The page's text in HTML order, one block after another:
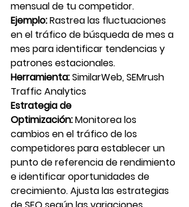
mensual de tu competidor.
Ejemplo: Rastrea las fluctuaciones
en el tráfico de búsqueda de mes a
mes para identificar tendencias y
patrones estacionales.
Herramienta: SimilarWeb, SEMrush
Traffic Analytics
Estrategia de
Optimización: Monitorea los
cambios en el tráfico de los
competidores para establecer un
punto de referencia de rendimiento
e identificar oportunidades de
crecimiento. Ajusta las estrategias